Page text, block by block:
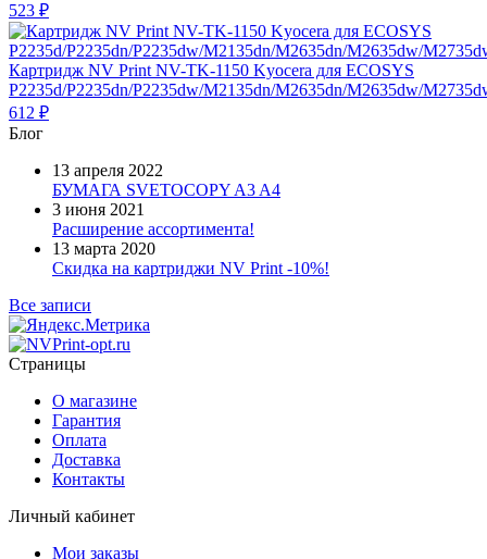
523 ₽
Картридж NV Print NV-TK-1150 Kyocera для ECOSYS
P2235d/P2235dn/P2235dw/M2135dn/M2635dn/M2635dw/
612 ₽
Блог
13 апреля 2022
БУМАГА SVETOCOPY A3 A4
3 июня 2021
Расширение ассортимента!
13 марта 2020
Скидка на картриджи NV Print -10%!
Все записи
Страницы
О магазине
Гарантия
Оплата
Доставка
Контакты
Личный кабинет
Мои заказы